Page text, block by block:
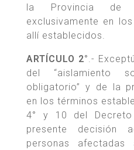
la Provincia de
exclusivamente en
allí establecidos.
ARTÍCULO 2°.-
del “aislamiento
obligatorio” y de la
en los términos
4° y 10 del
presente decisión
personas